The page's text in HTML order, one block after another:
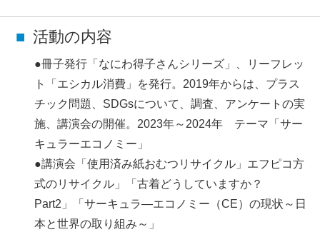
活動の内容
●冊子発行「なにわ得子さんシリーズ」、リーフレッ
ト「エシカル消費」を発行。2019年からは、プラス
チック問題、SDGsについて、調査、アンケートの実
施、講演会の開催。2023年～2024年 テーマ「サー
キュラーエコノミー」
●講演会「使用済み紙おむつリサイクル」エフピコ方
式のリサイクル」「古着どうしていますか？
Part2」「サーキュラ―エコノミー（CE）の現状～日
本と世界の取り組み～」